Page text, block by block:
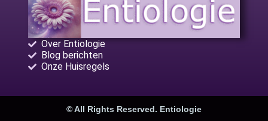
Over Entiologie
Blog berichten
Onze Huisregels
© All Rights Reserved. Entiologie